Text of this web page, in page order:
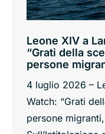
Leone XIV a
“Grati della
persone
4 luglio 2026 –
Watch: “Grati
persone